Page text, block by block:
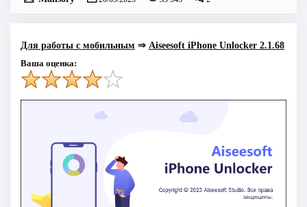
Для работы с мобильным ⇒ Aiseesoft iPhone Unlocker 2.1.68
Ваша оценка: